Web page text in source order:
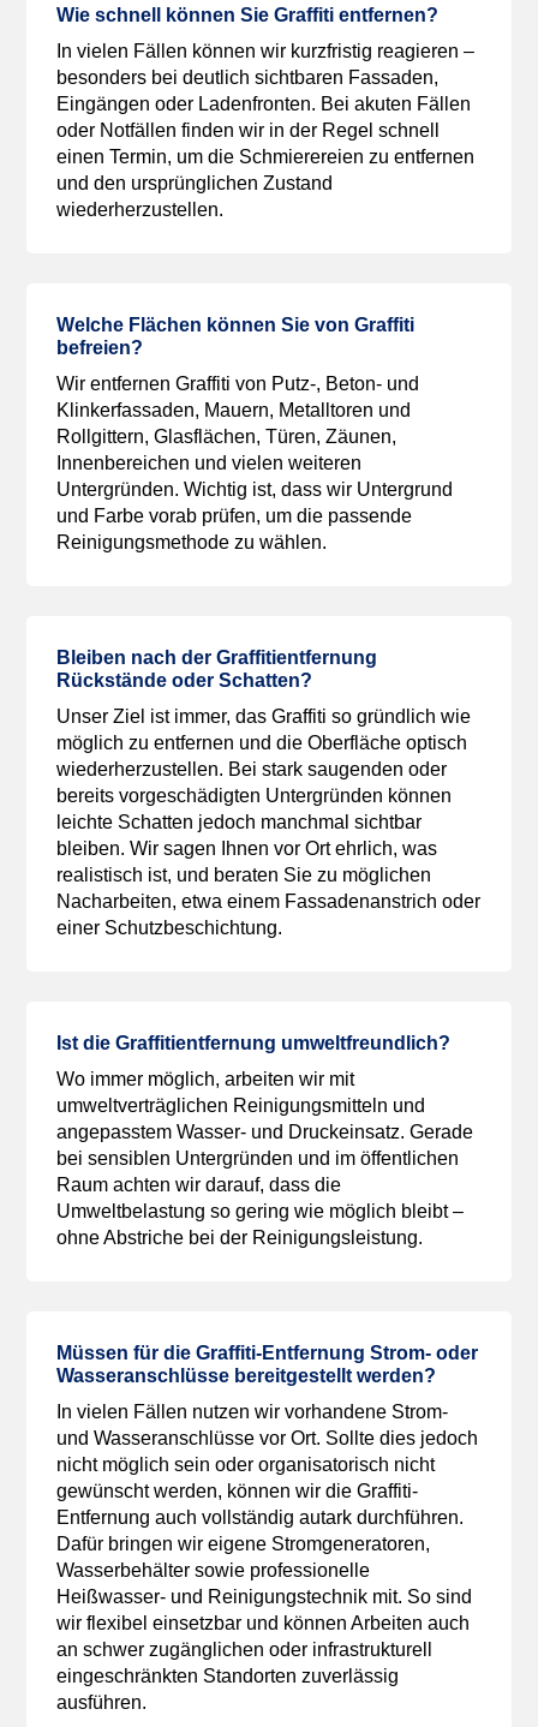
Wie schnell können Sie Graffiti entfernen?
In vielen Fällen können wir kurzfristig reagieren –
besonders bei deutlich sichtbaren Fassaden,
Eingängen oder Ladenfronten. Bei akuten Fällen
oder Notfällen finden wir in der Regel schnell
einen Termin, um die Schmierereien zu entfernen
und den ursprünglichen Zustand
wiederherzustellen.
Welche Flächen können Sie von Graffiti
befreien?
Wir entfernen Graffiti von Putz-, Beton- und
Klinkerfassaden, Mauern, Metalltoren und
Rollgittern, Glasflächen, Türen, Zäunen,
Innenbereichen und vielen weiteren
Untergründen. Wichtig ist, dass wir Untergrund
und Farbe vorab prüfen, um die passende
Reinigungsmethode zu wählen.
Bleiben nach der Graffitientfernung
Rückstände oder Schatten?
Unser Ziel ist immer, das Graffiti so gründlich wie
möglich zu entfernen und die Oberfläche optisch
wiederherzustellen. Bei stark saugenden oder
bereits vorgeschädigten Untergründen können
leichte Schatten jedoch manchmal sichtbar
bleiben. Wir sagen Ihnen vor Ort ehrlich, was
realistisch ist, und beraten Sie zu möglichen
Nacharbeiten, etwa einem Fassadenanstrich oder
einer Schutzbeschichtung.
Ist die Graffitientfernung umweltfreundlich?
Wo immer möglich, arbeiten wir mit
umweltverträglichen Reinigungsmitteln und
angepasstem Wasser- und Druckeinsatz. Gerade
bei sensiblen Untergründen und im öffentlichen
Raum achten wir darauf, dass die
Umweltbelastung so gering wie möglich bleibt –
ohne Abstriche bei der Reinigungsleistung.
Müssen für die Graffiti-Entfernung Strom- oder
Wasseranschlüsse bereitgestellt werden?
In vielen Fällen nutzen wir vorhandene Strom-
und Wasseranschlüsse vor Ort. Sollte dies jedoch
nicht möglich sein oder organisatorisch nicht
gewünscht werden, können wir die Graffiti-
Entfernung auch vollständig autark durchführen.
Dafür bringen wir eigene Stromgeneratoren,
Wasserbehälter sowie professionelle
Heißwasser- und Reinigungstechnik mit. So sind
wir flexibel einsetzbar und können Arbeiten auch
an schwer zugänglichen oder infrastrukturell
eingeschränkten Standorten zuverlässig
ausführen.